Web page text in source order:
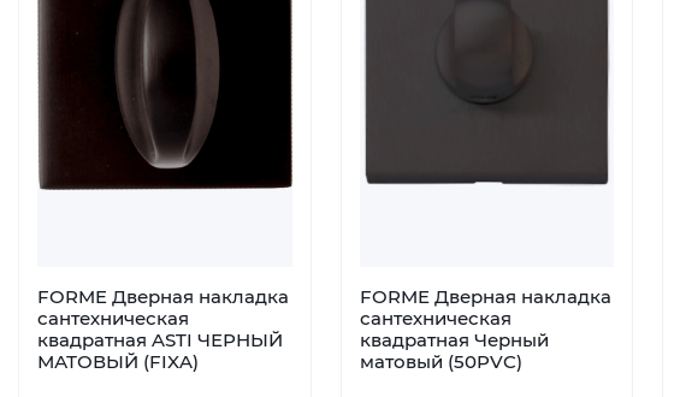
FORME Дверная накладка
сантехническая
квадратная ASTI ЧЕРНЫЙ
МАТОВЫЙ (FIXA)
FORME Дверная накладка
сантехническая
квадратная Черный
матовый (50PVC)